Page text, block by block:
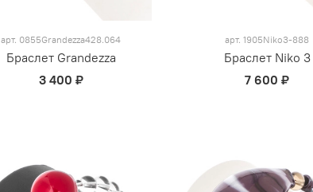
арт. 0855Grandezza428.064
Браслет Grandezza
3 400 ₽
арт.1905Niko3-888
Браслет Niko 3
7 600 ₽